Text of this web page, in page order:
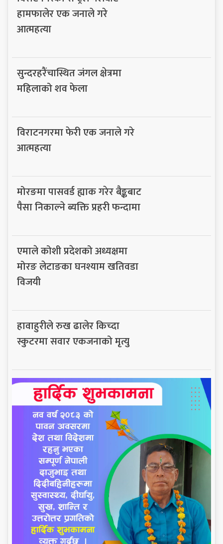
हामफालेर एक जनाले गरे
आत्महत्या
सुन्दरहरैंचास्थित जंगल क्षेत्रमा
महिलाको शव फेला
विराटनगरमा फेरी एक जनाले गरे
आत्महत्या
मोरङमा पासवर्ड ह्याक गरेर बैङ्कबाट
पैसा निकाल्ने ब्यक्ति प्रहरी फन्दामा
एमाले कोशी प्रदेशको अध्यक्षमा
मोरङ लेटाङका घनश्याम खतिवडा
विजयी
हावाहुरीले रुख ढालेर किच्दा
स्कुटरमा सवार एकजनाको मृत्यु